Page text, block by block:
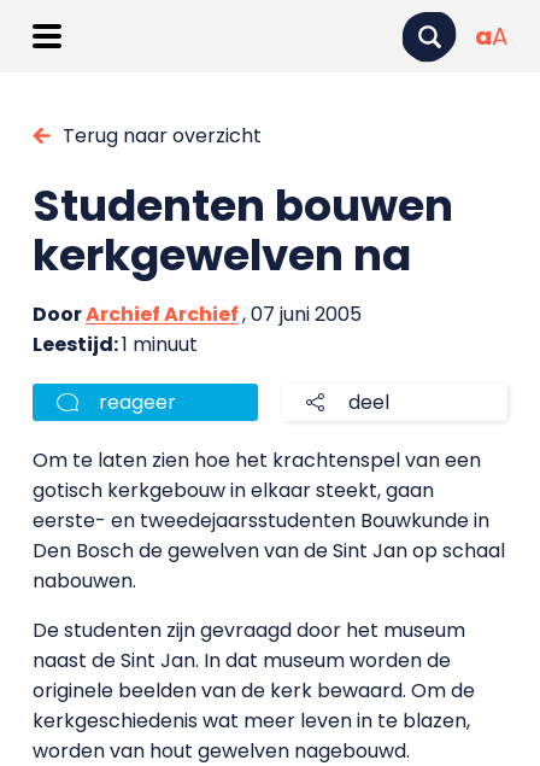
aA
Terug naar overzicht
Studenten bouwen
kerkgewelven na
DoorArchief Archief, 07 juni 2005
Leestijd:1 minuut
reageer deel
Om te laten zien hoe het krachtenspel van een
gotisch kerkgebouw in elkaar steekt, gaan
eerste- en tweedejaarsstudenten Bouwkunde in
Den Bosch de gewelven van de Sint Jan op schaal
nabouwen.
De studenten zijn gevraagd door het museum
naast de Sint Jan. In dat museum worden de
originele beelden van de kerk bewaard. Om de
kerkgeschiedenis wat meer leven in te blazen,
worden van hout gewelven nagebouwd.